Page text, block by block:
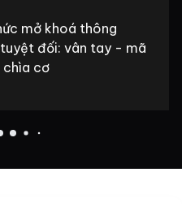
mở khoá thông
đối: vân tay - mã
cơ